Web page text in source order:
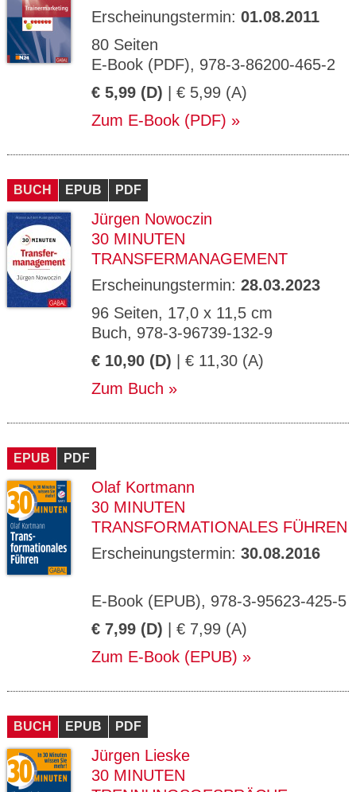
Erscheinungstermin: 01.08.2011
80 Seiten
E-Book (PDF), 978-3-86200-465-2
€ 5,99 (D) | € 5,99 (A)
Zum E-Book (PDF)
BUCH EPUB PDF
Jürgen Nowoczin
30 MINUTEN
TRANSFERMANAGEMENT
Erscheinungstermin: 28.03.2023
96 Seiten, 17,0 x 11,5 cm
Buch, 978-3-96739-132-9
€ 10,90 (D) | € 11,30 (A)
Zum Buch
EPUB PDF
Olaf Kortmann
30 MINUTEN
TRANSFORMATIONALES FÜHREN
Erscheinungstermin: 30.08.2016
E-Book (EPUB), 978-3-95623-425-5
€ 7,99 (D) | € 7,99 (A)
Zum E-Book (EPUB)
BUCH EPUB PDF
Jürgen Lieske
30 MINUTEN